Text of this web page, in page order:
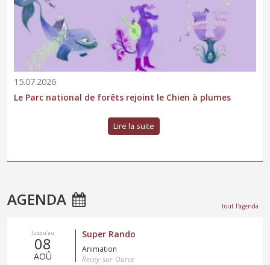
15.07.2026
Le Parc national de forêts rejoint le Chien à plumes
Lire la suite
AGENDA tout l'agenda
Jusqu'au
08
AOÛ
Super Rando
Animation
Recey-sur-Ource